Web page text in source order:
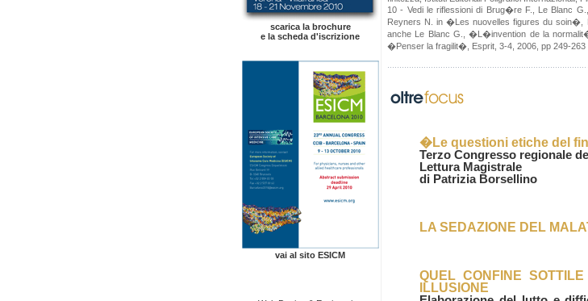
scarica la brochure
e la scheda d'iscrizione
vai al sito ESICM
10 - Vedi le riflessioni di Brug�re F., Le Blanc
Reyners N. in �Les nuovelles figures du soin�,
anche Le Blanc G., �L�invention de la
�Penser la fragilit�, Esprit, 3-4, 2006, pp 249-263
�Le questioni etiche del
Terzo Congresso regionale
Lettura Magistrale
di Patrizia Borsellino
LA SEDAZIONE DEL
QUEL CONFINE
ILLUSIONE